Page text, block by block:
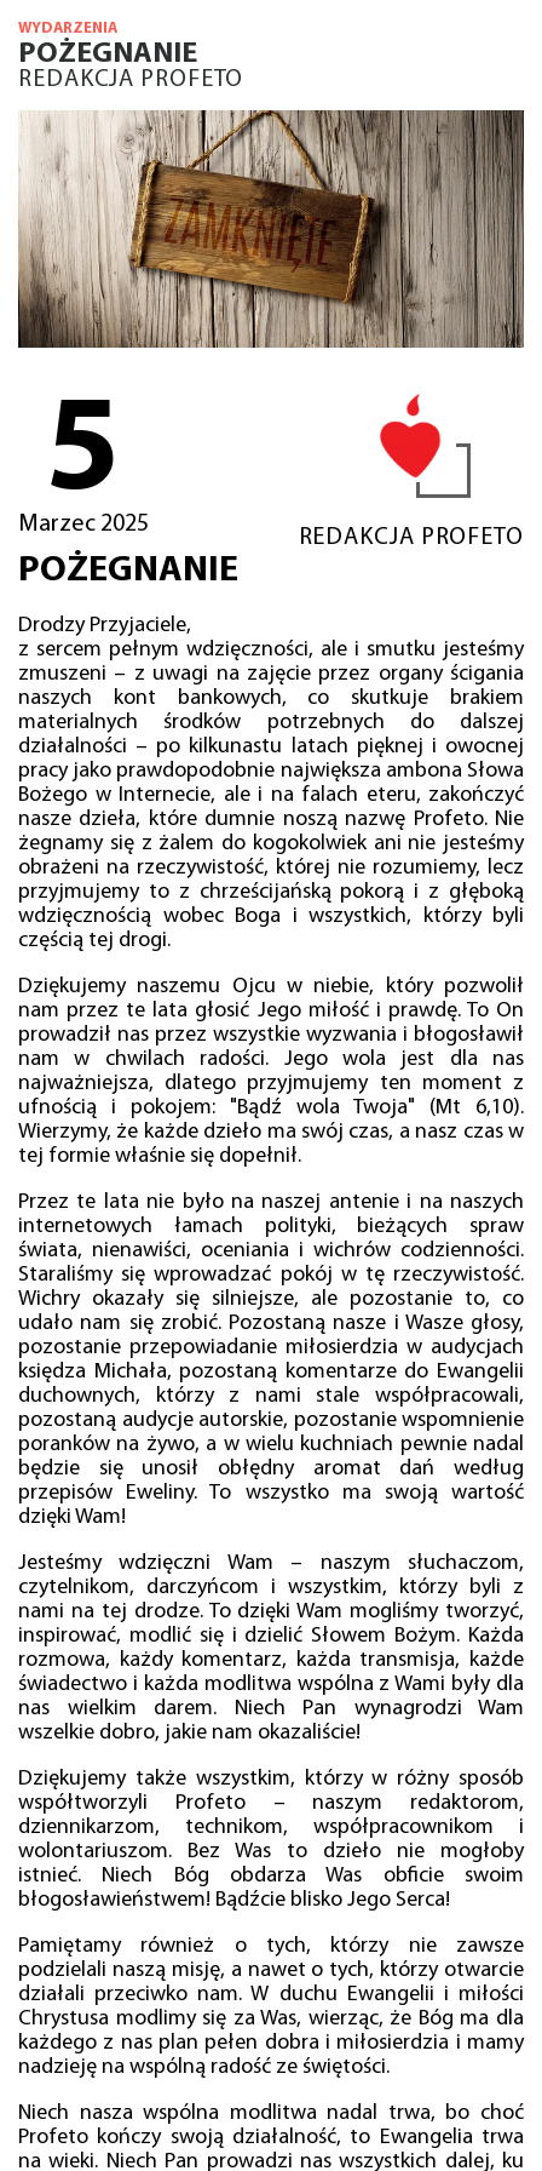
WYDARZENIA
POŻEGNANIE
REDAKCJA PROFETO
5
Marzec 2025
REDAKCJA PROFETO
POŻEGNANIE
Drodzy Przyjaciele,
z sercem pełnym wdzięczności, ale i smutku jesteśmy
zmuszeni – z uwagi na zajęcie przez organy ścigania
naszych kont bankowych, co skutkuje brakiem
materialnych środków potrzebnych do dalszej
działalności – po kilkunastu latach pięknej i owocnej
pracy jako prawdopodobnie największa ambona Słowa
Bożego w Internecie, ale i na falach eteru, zakończyć
nasze dzieła, które dumnie noszą nazwę Profeto. Nie
żegnamy się z żalem do kogokolwiek ani nie jesteśmy
obrażeni na rzeczywistość, której nie rozumiemy, lecz
przyjmujemy to z chrześcijańską pokorą i z głęboką
wdzięcznością wobec Boga i wszystkich, którzy byli
częścią tej drogi.
Dziękujemy naszemu Ojcu w niebie, który pozwolił
nam przez te lata głosić Jego miłość i prawdę. To On
prowadził nas przez wszystkie wyzwania i błogosławił
nam w chwilach radości. Jego wola jest dla nas
najważniejsza, dlatego przyjmujemy ten moment z
ufnością i pokojem: "Bądź wola Twoja" (Mt 6,10).
Wierzymy, że każde dzieło ma swój czas, a nasz czas w
tej formie właśnie się dopełnił.
Przez te lata nie było na naszej antenie i na naszych
internetowych łamach polityki, bieżących spraw
świata, nienawiści, oceniania i wichrów codzienności.
Staraliśmy się wprowadzać pokój w tę rzeczywistość.
Wichry okazały się silniejsze, ale pozostanie to, co
udało nam się zrobić. Pozostaną nasze i Wasze głosy,
pozostanie przepowiadanie miłosierdzia w audycjach
księdza Michała, pozostaną komentarze do Ewangelii
duchownych, którzy z nami stale współpracowali,
pozostaną audycje autorskie, pozostanie wspomnienie
poranków na żywo, a w wielu kuchniach pewnie nadal
będzie się unosił obłędny aromat dań według
przepisów Eweliny. To wszystko ma swoją wartość
dzięki Wam!
Jesteśmy wdzięczni Wam – naszym słuchaczom,
czytelnikom, darczyńcom i wszystkim, którzy byli z
nami na tej drodze. To dzięki Wam mogliśmy tworzyć,
inspirować, modlić się i dzielić Słowem Bożym. Każda
rozmowa, każdy komentarz, każda transmisja, każde
świadectwo i każda modlitwa wspólna z Wami były dla
nas wielkim darem. Niech Pan wynagrodzi Wam
wszelkie dobro, jakie nam okazaliście!
Dziękujemy także wszystkim, którzy w różny sposób
współtworzyli Profeto – naszym redaktorom,
dziennikarzom, technikom, współpracownikom i
wolontariuszom. Bez Was to dzieło nie mogłoby
istnieć. Niech Bóg obdarza Was obficie swoim
błogosławieństwem! Bądźcie blisko Jego Serca!
Pamiętamy również o tych, którzy nie zawsze
podzielali naszą misję, a nawet o tych, którzy otwarcie
działali przeciwko nam. W duchu Ewangelii i miłości
Chrystusa modlimy się za Was, wierząc, że Bóg ma dla
każdego z nas plan pełen dobra i miłosierdzia i mamy
nadzieję na wspólną radość ze świętości.
Niech nasza wspólna modlitwa nadal trwa, bo choć
Profeto kończy swoją działalność, to Ewangelia trwa
na wieki. Niech Pan prowadzi nas wszystkich dalej, ku